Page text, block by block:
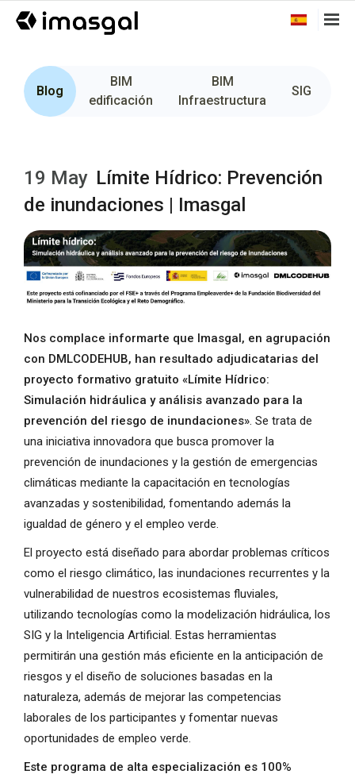
Blog
BIM
edificación
BIM
Infraestructura
SIG
19 May Límite Hídrico: Prevención
de inundaciones | Imasgal
Nos complace informarte que Imasgal, en agrupación
con DMLCODEHUB, han resultado adjudicatarias del
proyecto formativo gratuito «Límite Hídrico:
Simulación hidráulica y análisis avanzado para la
prevención del riesgo de inundaciones». Se trata de
una iniciativa innovadora que busca promover la
prevención de inundaciones y la gestión de emergencias
climáticas mediante la capacitación en tecnologías
avanzadas y sostenibilidad, fomentando además la
igualdad de género y el empleo verde.
El proyecto está diseñado para abordar problemas críticos
como el riesgo climático, las inundaciones recurrentes y la
vulnerabilidad de nuestros ecosistemas fluviales,
utilizando tecnologías como la modelización hidráulica, los
SIG y la Inteligencia Artificial. Estas herramientas
permitirán una gestión más eficiente en la anticipación de
riesgos y el diseño de soluciones basadas en la
naturaleza, además de mejorar las competencias
laborales de los participantes y fomentar nuevas
oportunidades de empleo verde.
Este programa de alta especialización es 100%